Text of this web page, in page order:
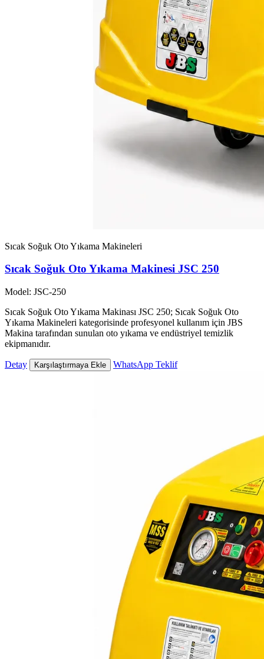
Sıcak Soğuk Oto Yıkama Makineleri
Sıcak Soğuk Oto Yıkama Makinesi JSC 250
Model: JSC-250
Sıcak Soğuk Oto Yıkama Makinası JSC 250; Sıcak Soğuk Oto
Yıkama Makineleri kategorisinde profesyonel kullanım için JBS
Makina tarafından sunulan oto yıkama ve endüstriyel temizlik
ekipmanıdır.
Detay Karşılaştırmaya Ekle WhatsApp Teklif